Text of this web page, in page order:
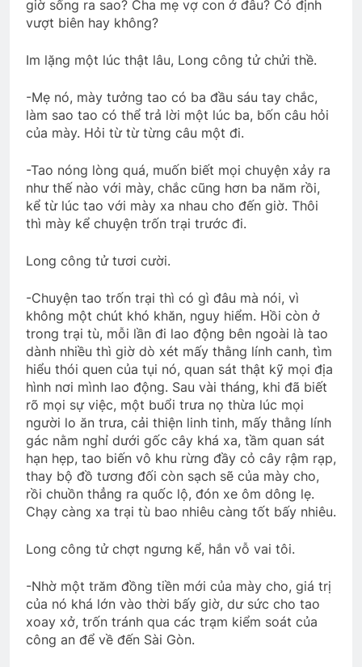
NGƯỜI ĐẸP
3 Years Ago
Phiên Gác Đêm Xuân
2 Years Ago
CTBCTY – Tập I – Chương 7
HVB/BCL Tân Niên 2024
3 Years Ago
2 Years Ago 2 Years Ago
Tạ ơn đời
3 Years Ago
CSVSQ Nguyễn Văn Dũng K17
2 Years Ago
CSVSQ Nguyễn Thành Chức K22
2 Years Ago
Hội Võ Bị OREGON thăm NT Trần Văn
Thư K13
2 Years Ago
giờ sống ra sao? Cha mẹ vợ con ở đâu? Có định
vượt biên hay không?
Im lặng một lúc thật lâu, Long công tử chửi thề.
-Mẹ nó, mày tưởng tao có ba đầu sáu tay chắc,
làm sao tao có thể trả lời một lúc ba, bốn câu hỏi
của mày. Hỏi từ từ từng câu một đi.
-Tao nóng lòng quá, muốn biết mọi chuyện xảy ra
như thế nào với mày, chắc cũng hơn ba năm rồi,
kể từ lúc tao với mày xa nhau cho đến giờ. Thôi
thì mày kể chuyện trốn trại trước đi.
Long công tử tươi cười.
-Chuyện tao trốn trại thì có gì đâu mà nói, vì
không một chút khó khăn, nguy hiểm. Hồi còn ở
trong trại tù, mỗi lần đi lao động bên ngoài là tao
dành nhiều thì giờ dò xét mấy thằng lính canh, tìm
hiểu thói quen của tụi nó, quan sát thật kỹ mọi địa
hình nơi mình lao động. Sau vài tháng, khi đã biết
rõ mọi sự việc, một buổi trưa nọ thừa lúc mọi
người lo ăn trưa, cải thiện linh tinh, mấy thằng lính
gác nằm nghỉ dưới gốc cây khá xa, tầm quan sát
hạn hẹp, tao biến vô khu rừng đầy cỏ cây rậm rạp,
thay bộ đồ tương đối còn sạch sẽ của mày cho,
rồi chuồn thẳng ra quốc lộ, đón xe ôm dông lẹ.
Chạy càng xa trại tù bao nhiêu càng tốt bấy nhiêu.
Long công tử chợt ngưng kể, hắn vỗ vai tôi.
-Nhờ một trăm đồng tiền mới của mày cho, giá trị
của nó khá lớn vào thời bấy giờ, dư sức cho tao
xoay xở, trốn tránh qua các trạm kiểm soát của
công an để về đến Sài Gòn.